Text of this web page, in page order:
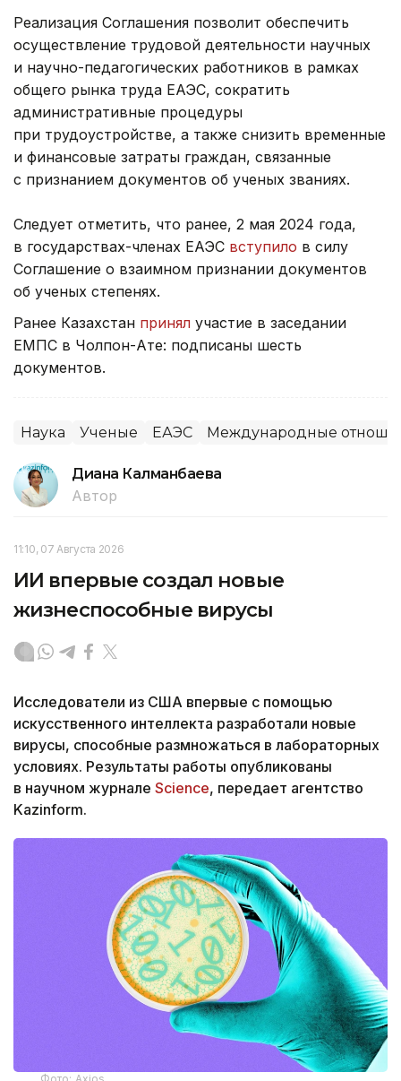
Реализация Соглашения позволит обеспечить
осуществление трудовой деятельности научных
и научно-педагогических работников в рамках
общего рынка труда ЕАЭС, сократить
административные процедуры
при трудоустройстве, а также снизить временные
и финансовые затраты граждан, связанные
с признанием документов об ученых званиях.
Следует отметить, что ранее, 2 мая 2024 года,
в государствах-членах ЕАЭС вступило в силу
Соглашение о взаимном признании документов
об ученых степенях.
Ранее Казахстан принял участие в заседании
ЕМПС в Чолпон-Ате: подписаны шесть
документов.
Наука Ученые ЕАЭС Международные
Диана Калманбаева
Автор
11:10, 07 Августа 2026
ИИ впервые создал новые
жизнеспособные вирусы
Исследователи из США впервые с помощью
искусственного интеллекта разработали новые
вирусы, способные размножаться в лабораторных
условиях. Результаты работы опубликованы
в научном журнале Science, передает агентство
Kazinform.